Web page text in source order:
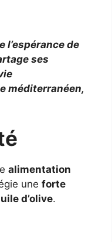
l’espérance de
ses
méditerranéen,
alimentation
une forte
d’olive.